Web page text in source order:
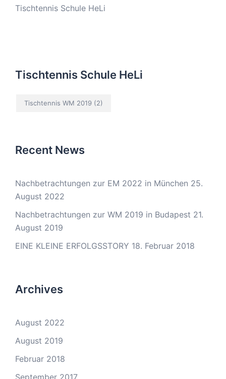
Tischtennis Schule HeLi
Tischtennis Schule HeLi
Tischtennis WM 2019 (2)
Recent News
Nachbetrachtungen zur EM 2022 in München 25.
August 2022
Nachbetrachtungen zur WM 2019 in Budapest 21.
August 2019
EINE KLEINE ERFOLGSSTORY 18. Februar 2018
Archives
August 2022
August 2019
Februar 2018
September 2017